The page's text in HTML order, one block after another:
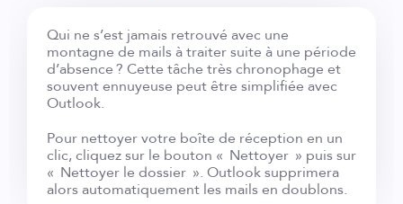
Qui ne s’est jamais retrouvé avec une
montagne de mails à traiter suite à une période
d’absence ? Cette tâche très chronophage et
souvent ennuyeuse peut être simplifiée avec
Outlook.
Pour nettoyer votre boîte de réception en un
clic, cliquez sur le bouton « Nettoyer » puis sur
« Nettoyer le dossier ». Outlook supprimera
alors automatiquement les mails en doublons.